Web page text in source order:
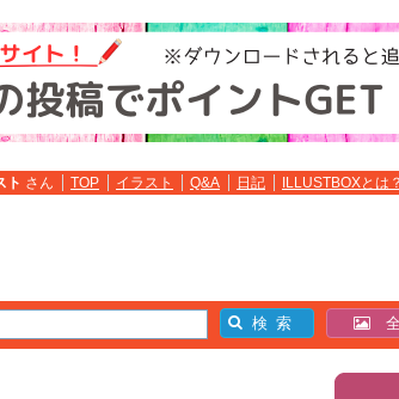
ト さん TOP イラスト Q&A 日記 ILLUSTBOXとは？
全